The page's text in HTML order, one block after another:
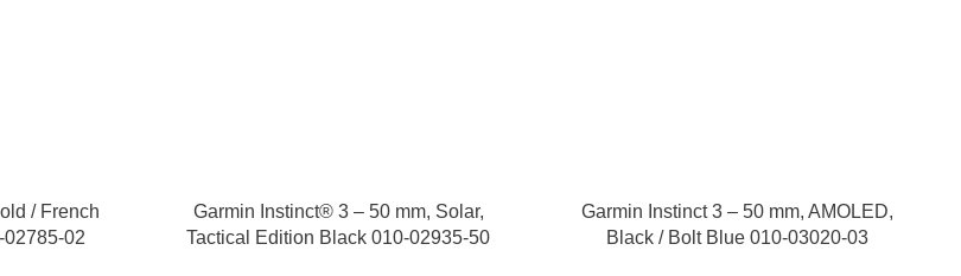
/ French
02
Garmin Instinct® 3 – 50 mm, Solar,
Tactical Edition Black 010-02935-50
Garmin Instinct 3 – 50 mm, AMOLED,
Black / Bolt Blue 010-03020-03